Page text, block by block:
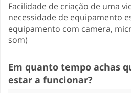
Facilidade de criação de uma
necessidade de equipamento
equipamento com camera,
som)
Em quanto tempo achas
estar a funcionar?